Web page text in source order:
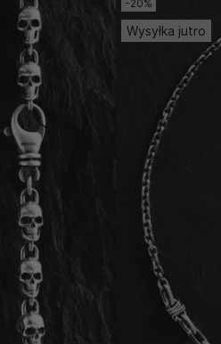
-20%
Wysyłka jutro